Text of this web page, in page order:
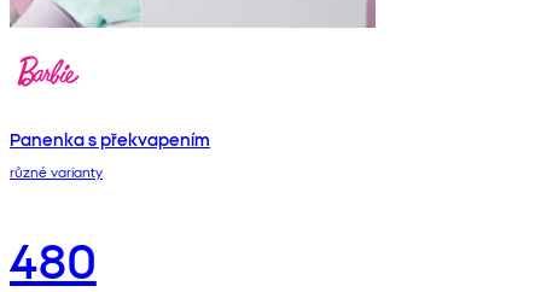
Panenka s překvapením
různé varianty
480